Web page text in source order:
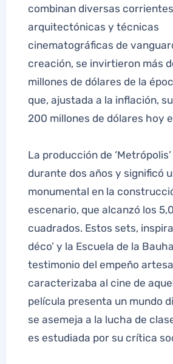
combinan diversas corrientes
arquitectónicas y técnicas
cinematográficas de
creación, se invirtieron más
millones de dólares de la
que, ajustada a la inflación,
200 millones de dólares hoy
La producción de
durante dos años y significó
monumental en la
escenario, que alcanzó los
cuadrados. Estos sets,
déco’ y la Escuela de la
testimonio del empeño
caracterizaba al cine de
película presenta un mundo
se asemeja a la lucha de
es estudiada por su crítica